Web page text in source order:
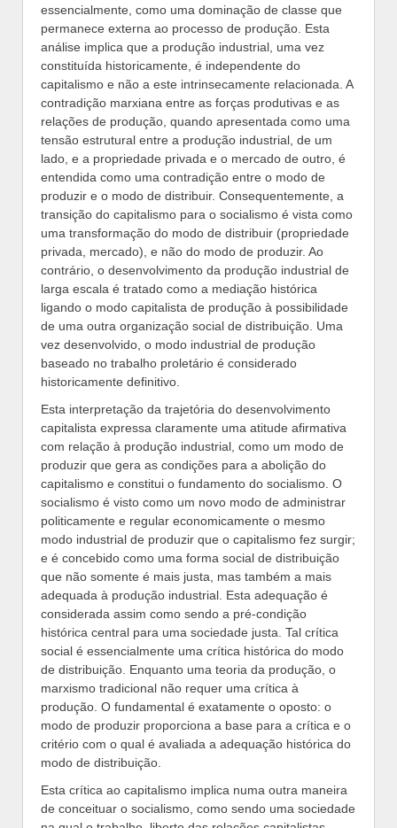
essencialmente, como uma dominação de classe que
permanece externa ao processo de produção. Esta
análise implica que a produção industrial, uma vez
constituída historicamente, é independente do
capitalismo e não a este intrinsecamente relacionada. A
contradição marxiana entre as forças produtivas e as
relações de produção, quando apresentada como uma
tensão estrutural entre a produção industrial, de um
lado, e a propriedade privada e o mercado de outro, é
entendida como uma contradição entre o modo de
produzir e o modo de distribuir. Consequentemente, a
transição do capitalismo para o socialismo é vista como
uma transformação do modo de distribuir (propriedade
privada, mercado), e não do modo de produzir. Ao
contrário, o desenvolvimento da produção industrial de
larga escala é tratado como a mediação histórica
ligando o modo capitalista de produção à possibilidade
de uma outra organização social de distribuição. Uma
vez desenvolvido, o modo industrial de produção
baseado no trabalho proletário é considerado
historicamente definitivo.
Esta interpretação da trajetória do desenvolvimento
capitalista expressa claramente uma atitude afirmativa
com relação à produção industrial, como um modo de
produzir que gera as condições para a abolição do
capitalismo e constitui o fundamento do socialismo. O
socialismo é visto como um novo modo de administrar
politicamente e regular economicamente o mesmo
modo industrial de produzir que o capitalismo fez surgir;
e é concebido como uma forma social de distribuição
que não somente é mais justa, mas também a mais
adequada à produção industrial. Esta adequação é
considerada assim como sendo a pré-condição
histórica central para uma sociedade justa. Tal crítica
social é essencialmente uma crítica histórica do modo
de distribuição. Enquanto uma teoria da produção, o
marxismo tradicional não requer uma crítica à
produção. O fundamental é exatamente o oposto: o
modo de produzir proporciona a base para a crítica e o
critério com o qual é avaliada a adequação histórica do
modo de distribuição.
Esta crítica ao capitalismo implica numa outra maneira
de conceituar o socialismo, como sendo uma sociedade